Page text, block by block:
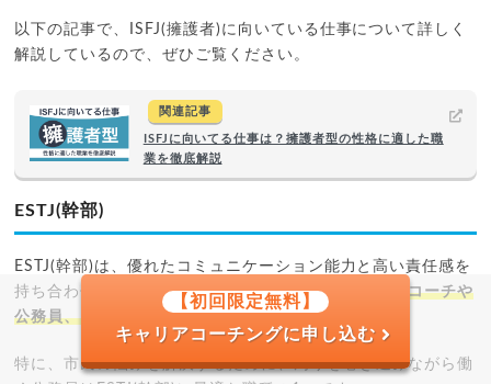
以下の記事で、ISFJ(擁護者)に向いている仕事について詳しく
解説しているので、ぜひご覧ください。
関連記事
ISFJに向いてる仕事は？擁護者型の性格に適した職
業を徹底解説
ESTJ(幹部)
ESTJ(幹部)は、優れたコミュニケーション能力と高い責任感を
持ち合わせているため、周りのお手本となるような、
コーチや
公務員、システム管理などに向いています。
特に、市民の悩みを解決するために、周りを巻き込みながら働
【初回限定無料】
キャリアコーチングに申し込む